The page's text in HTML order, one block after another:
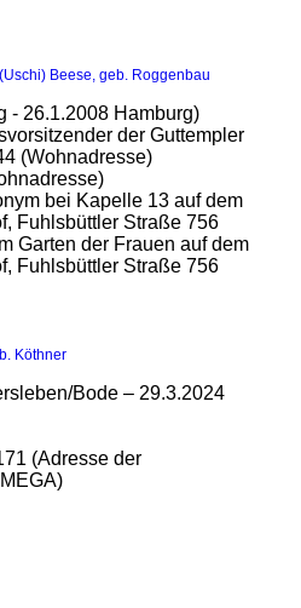
Beese, geb. Roggenbau
- 26.1.2008 Hamburg)
der Guttempler
(Wohnadresse)
bei Kapelle 13 auf dem
Fuhlsbüttler Straße 756
Garten der Frauen auf dem
Fuhlsbüttler Straße 756
Köthner
Bode – 29.3.2024
(Adresse der